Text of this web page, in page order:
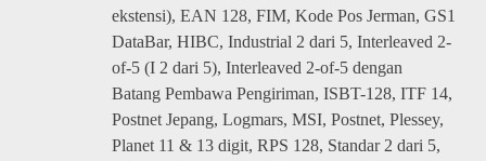
ekstensi), EAN 128, FIM, Kode Pos Jerman, GS1
DataBar, HIBC, Industrial 2 dari 5, Interleaved 2-
of-5 (I 2 dari 5), Interleaved 2-of-5 dengan
Batang Pembawa Pengiriman, ISBT-128, ITF 14,
Postnet Jepang, Logmars, MSI, Postnet, Plessey,
Planet 11 & 13 digit, RPS 128, Standar 2 dari 5,